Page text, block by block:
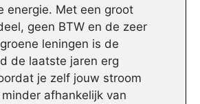
energie. Met een groot
geen BTW en de zeer
leningen is de
de laatste jaren erg
je zelf jouw stroom
afhankelijk van